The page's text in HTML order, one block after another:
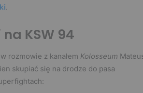
.
KSW 94
rozmowie z kanałem Kolosseum
skupiać się na drodze do pasa